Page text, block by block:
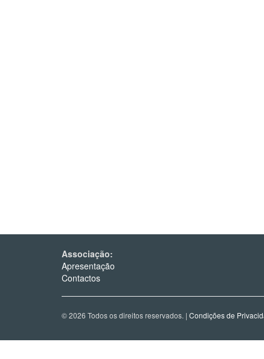
Associação:
Apresentação
Contactos
© 2026 Todos os direitos reservados. | Condições de